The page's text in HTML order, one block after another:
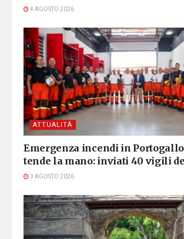
4 AGOSTO 2026
ATTUALITÀ
Emergenza incendi in
tende la mano: inviati 40 vigili
3 AGOSTO 2026